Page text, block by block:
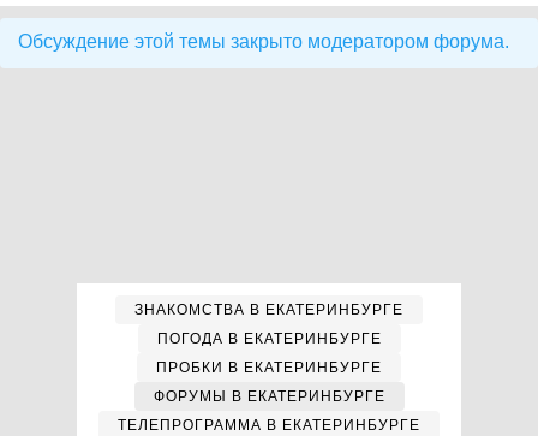
Обсуждение этой темы закрыто модератором форума.
ЗНАКОМСТВА В ЕКАТЕРИНБУРГЕ
ПОГОДА В ЕКАТЕРИНБУРГЕ
ПРОБКИ В ЕКАТЕРИНБУРГЕ
ФОРУМЫ В ЕКАТЕРИНБУРГЕ
ТЕЛЕПРОГРАММА В ЕКАТЕРИНБУРГЕ